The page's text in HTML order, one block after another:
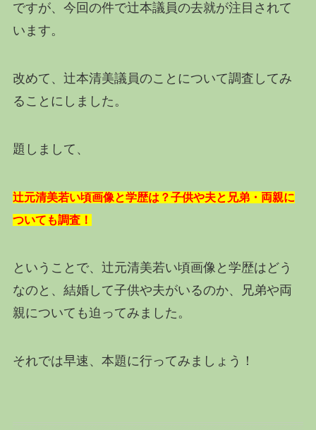
ですが、今回の件で辻本議員の去就が注目されて
います。
改めて、辻本清美議員のことについて調査してみ
ることにしました。
題しまして、
辻元清美若い頃画像と学歴は？子供や夫と兄弟・両親に
ついても調査！
ということで、辻元清美若い頃画像と学歴はどう
なのと、結婚して子供や夫がいるのか、兄弟や両
親についても迫ってみました。
それでは早速、本題に行ってみましょう！